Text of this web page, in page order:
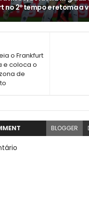
no 2º tempo e retoma a
o Frankfurt
e coloca o
de
BLOGGER